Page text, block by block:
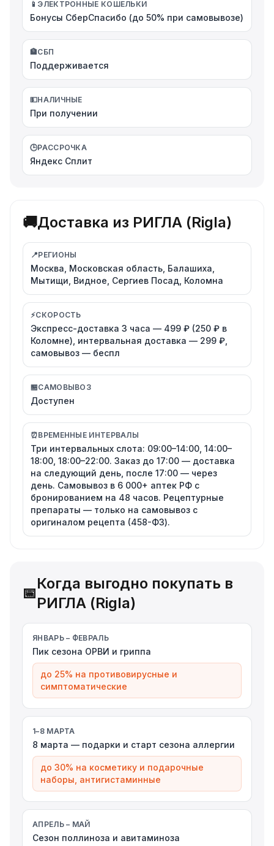
📱 ЭЛЕКТРОННЫЕ КОШЕЛЬКИ
Бонусы СберСпасибо (до 50% при самовывозе)
🏦СБП
Поддерживается
💵НАЛИЧНЫЕ
При получении
🕒РАССРОЧКА
Яндекс Сплит
🚚Доставка из РИГЛА (Rigla)
📍РЕГИОНЫ
Москва, Московская область, Балашиха,
Мытищи, Видное, Сергиев Посад, Коломна
⚡СКОРОСТЬ
Экспресс-доставка 3 часа — 499 ₽ (250 ₽ в
Коломне), интервальная доставка — 299 ₽,
самовывоз — беспл
🏪САМОВЫВОЗ
Доступен
⏰ВРЕМЕННЫЕ ИНТЕРВАЛЫ
Три интервальных слота: 09:00–14:00, 14:00–
18:00, 18:00–22:00. Заказ до 17:00 — доставка
на следующий день, после 17:00 — через
день. Самовывоз в 6 000+ аптек РФ с
бронированием на 48 часов. Рецептурные
препараты — только на самовывоз с
оригиналом рецепта (458-ФЗ).
📅
Когда выгодно покупать в
РИГЛА (Rigla)
ЯНВАРЬ – ФЕВРАЛЬ
Пик сезона ОРВИ и гриппа
до 25% на противовирусные и
симптоматические
1–8 МАРТА
8 марта — подарки и старт сезона аллергии
до 30% на косметику и подарочные
наборы, антигистаминные
АПРЕЛЬ – МАЙ
Сезон поллиноза и авитаминоза